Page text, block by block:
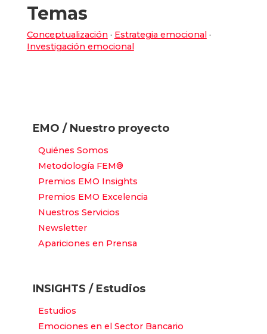
Temas
Conceptualización· Estrategia emocional·
Investigación emocional
EMO / Nuestro proyecto
Quiénes Somos
Metodología FEM®
Premios EMO Insights
Premios EMO Excelencia
Nuestros Servicios
Newsletter
Apariciones en Prensa
INSIGHTS / Estudios
Estudios
Emociones en el Sector Bancario